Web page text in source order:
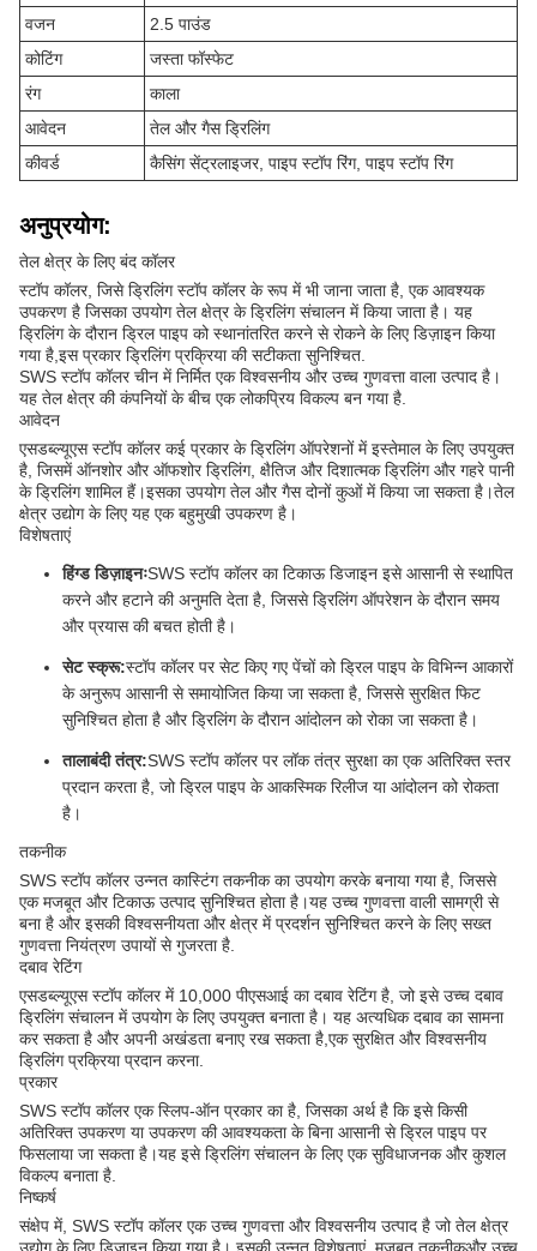
वजन
2.5 पाउंड
कोटिंग
जस्ता फॉस्फेट
रंग
काला
आवेदन
तेल और गैस ड्रिलिंग
कीवर्ड
कैसिंग सेंट्रलाइजर, पाइप स्टॉप रिंग, पाइप स्टॉप रिंग
अनुप्रयोग:
तेल क्षेत्र के लिए बंद कॉलर
स्टॉप कॉलर, जिसे ड्रिलिंग स्टॉप कॉलर के रूप में भी जाना जाता है, एक आवश्यक
उपकरण है जिसका उपयोग तेल क्षेत्र के ड्रिलिंग संचालन में किया जाता है। यह
ड्रिलिंग के दौरान ड्रिल पाइप को स्थानांतरित करने से रोकने के लिए डिज़ाइन किया
गया है,इस प्रकार ड्रिलिंग प्रक्रिया की सटीकता सुनिश्चित.
SWS स्टॉप कॉलर चीन में निर्मित एक विश्वसनीय और उच्च गुणवत्ता वाला उत्पाद है।
यह तेल क्षेत्र की कंपनियों के बीच एक लोकप्रिय विकल्प बन गया है.
आवेदन
एसडब्ल्यूएस स्टॉप कॉलर कई प्रकार के ड्रिलिंग ऑपरेशनों में इस्तेमाल के लिए उपयुक्त
है, जिसमें ऑनशोर और ऑफशोर ड्रिलिंग, क्षैतिज और दिशात्मक ड्रिलिंग और गहरे पानी
के ड्रिलिंग शामिल हैं।इसका उपयोग तेल और गैस दोनों कुओं में किया जा सकता है।तेल
क्षेत्र उद्योग के लिए यह एक बहुमुखी उपकरण है।
विशेषताएं
हिंग्ड डिज़ाइनःSWS स्टॉप कॉलर का टिकाऊ डिजाइन इसे आसानी से स्थापित
करने और हटाने की अनुमति देता है, जिससे ड्रिलिंग ऑपरेशन के दौरान समय
और प्रयास की बचत होती है।
सेट स्क्रू:स्टॉप कॉलर पर सेट किए गए पेंचों को ड्रिल पाइप के विभिन्न आकारों
के अनुरूप आसानी से समायोजित किया जा सकता है, जिससे सुरक्षित फिट
सुनिश्चित होता है और ड्रिलिंग के दौरान आंदोलन को रोका जा सकता है।
तालाबंदी तंत्र:SWS स्टॉप कॉलर पर लॉक तंत्र सुरक्षा का एक अतिरिक्त स्तर
प्रदान करता है, जो ड्रिल पाइप के आकस्मिक रिलीज या आंदोलन को रोकता
है।
तकनीक
SWS स्टॉप कॉलर उन्नत कास्टिंग तकनीक का उपयोग करके बनाया गया है, जिससे
एक मजबूत और टिकाऊ उत्पाद सुनिश्चित होता है।यह उच्च गुणवत्ता वाली सामग्री से
बना है और इसकी विश्वसनीयता और क्षेत्र में प्रदर्शन सुनिश्चित करने के लिए सख्त
गुणवत्ता नियंत्रण उपायों से गुजरता है.
दबाव रेटिंग
एसडब्ल्यूएस स्टॉप कॉलर में 10,000 पीएसआई का दबाव रेटिंग है, जो इसे उच्च दबाव
ड्रिलिंग संचालन में उपयोग के लिए उपयुक्त बनाता है। यह अत्यधिक दबाव का सामना
कर सकता है और अपनी अखंडता बनाए रख सकता है,एक सुरक्षित और विश्वसनीय
ड्रिलिंग प्रक्रिया प्रदान करना.
प्रकार
SWS स्टॉप कॉलर एक स्लिप-ऑन प्रकार का है, जिसका अर्थ है कि इसे किसी
अतिरिक्त उपकरण या उपकरण की आवश्यकता के बिना आसानी से ड्रिल पाइप पर
फिसलाया जा सकता है।यह इसे ड्रिलिंग संचालन के लिए एक सुविधाजनक और कुशल
विकल्प बनाता है.
निष्कर्ष
संक्षेप में, SWS स्टॉप कॉलर एक उच्च गुणवत्ता और विश्वसनीय उत्पाद है जो तेल क्षेत्र